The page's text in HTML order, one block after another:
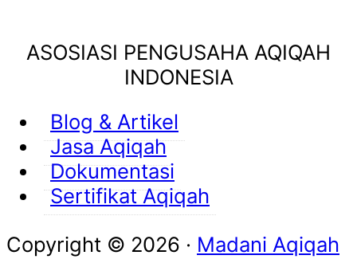
ASOSIASI PENGUSAHA AQIQAH
INDONESIA
Blog & Artikel
Jasa Aqiqah
Dokumentasi
Sertifikat Aqiqah
Copyright © 2026 · Madani Aqiqah